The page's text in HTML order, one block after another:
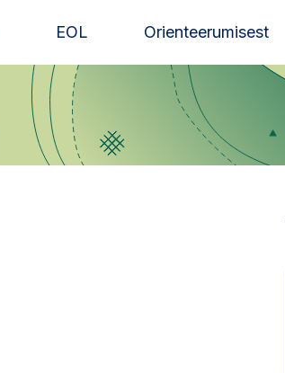
EOL Orienteerumisest